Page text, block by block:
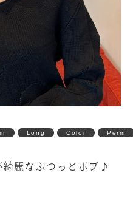
Long Color Perm
綺麗なぷつっとボブ♪